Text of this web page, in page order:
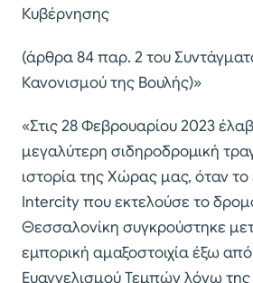
Κυβέρνησης
(άρθρα 84 παρ. 2 του
Κανονισμού της Βουλής)»
«Στις 28 Φεβρουαρίου 2023
μεγαλύτερη σιδηροδρομική
ιστορία της Χώρας μας, όταν το
Intercity που εκτελούσε το
Θεσσαλονίκη συγκρούστηκε
εμπορική αμαξοστοιχία έξω
Ευαγγελισμού Τεμπών λόγω της